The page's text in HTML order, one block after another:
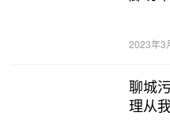
2023年3
聊城
理从